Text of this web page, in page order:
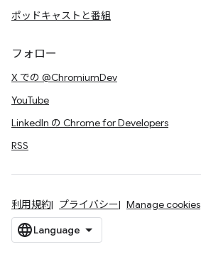
ポッドキャストと番組
フォロー
X での @ChromiumDev
YouTube
LinkedIn の Chrome for Developers
RSS
利用規約 プライバシー Manage cookies